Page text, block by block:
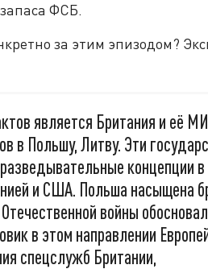
ФСБ.
за этим эпизодом?
является Британия и её
в Польшу, Литву. Эти
концепции
и США. Польша насыщена
войны
в этом направлении
спецслужб Британии,